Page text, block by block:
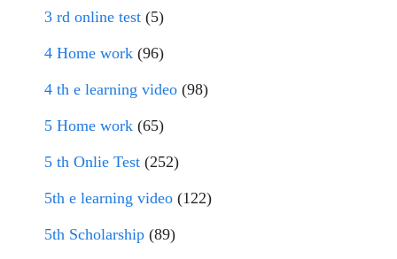
3 rd online test (5)
4 Home work (96)
4 th e learning video (98)
5 Home work (65)
5 th Onlie Test (252)
5th e learning video (122)
5th Scholarship (89)